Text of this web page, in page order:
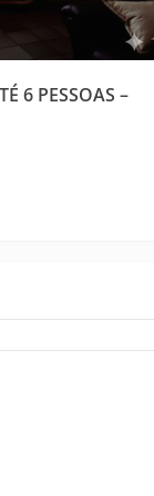
6 PESSOAS –